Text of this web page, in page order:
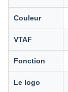
Couleur
VTAF
Fonction
Le logo